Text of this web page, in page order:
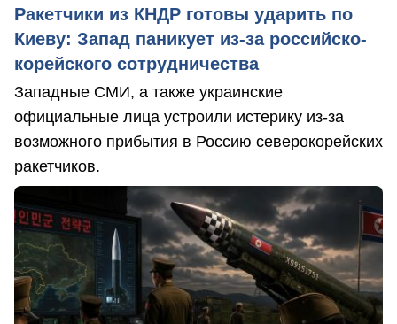
Ракетчики из КНДР готовы ударить по
Киеву: Запад паникует из-за российско-
корейского сотрудничества
Западные СМИ, а также украинские
официальные лица устроили истерику из-за
возможного прибытия в Россию северокорейских
ракетчиков.